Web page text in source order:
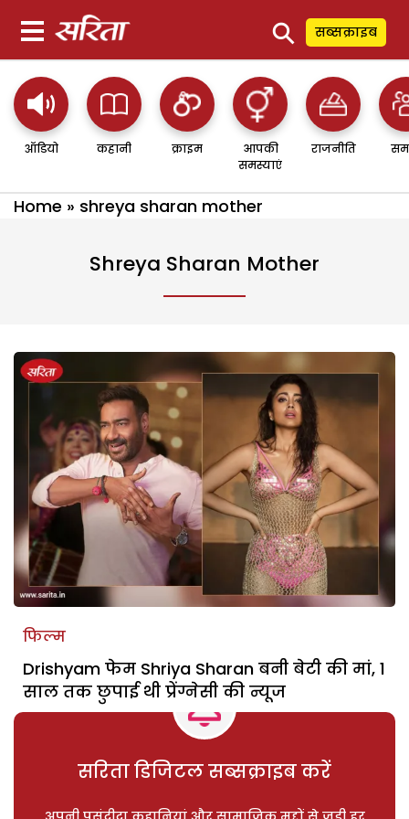
⚲ सब्सक्राइब
ऑडियो कहानी क्राइम
आपकी
समस्याएं
राजनीति
Home » shreya sharan mother
Shreya Sharan Mother
फिल्म
Drishyam फेम Shriya Sharan बनी बेटी की मां, 1
साल तक छुपाई थी प्रेंग्नेसी की न्यूज
सरिता डिजिटल सब्सक्राइब करें